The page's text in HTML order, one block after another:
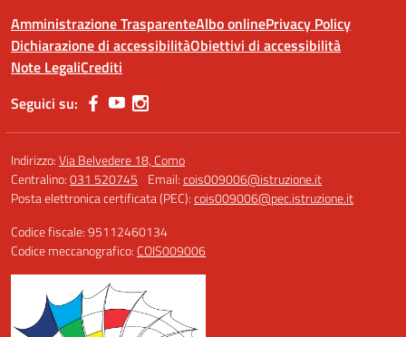
Amministrazione TrasparenteAlbo onlinePrivacy Policy
Dichiarazione di accessibilitàObiettivi di accessibilità
Note LegaliCrediti
Seguici su:
Indirizzo:Via Belvedere 18, Como
Centralino:031 520745 Email:cois009006@istruzione.it
Posta elettronica certificata (PEC):cois009006@pec.istruzione.it
Codice fiscale: 95112460134
Codice meccanografico: COIS009006